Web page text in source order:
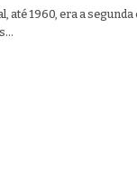
até 1960, era a segunda